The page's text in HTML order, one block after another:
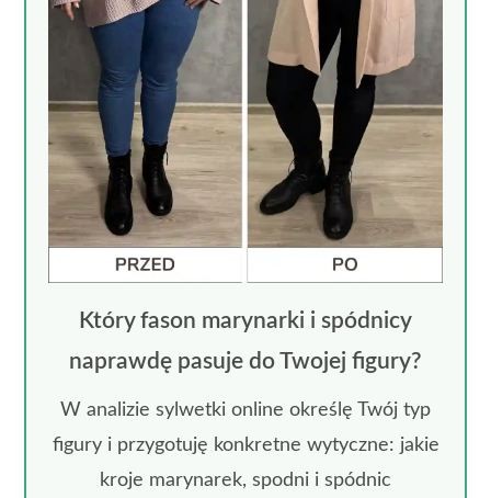
Który fason marynarki i spódnicy
naprawdę pasuje do Twojej figury?
W analizie sylwetki online określę Twój typ
figury i przygotuję konkretne wytyczne: jakie
kroje marynarek, spodni i spódnic